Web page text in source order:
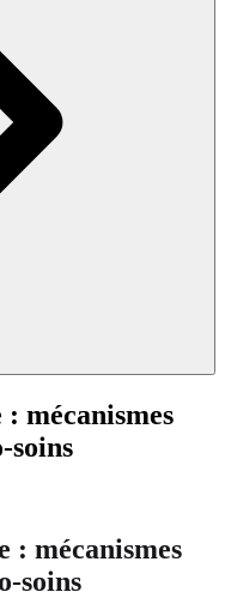
mécanismes
soins
mécanismes
soins